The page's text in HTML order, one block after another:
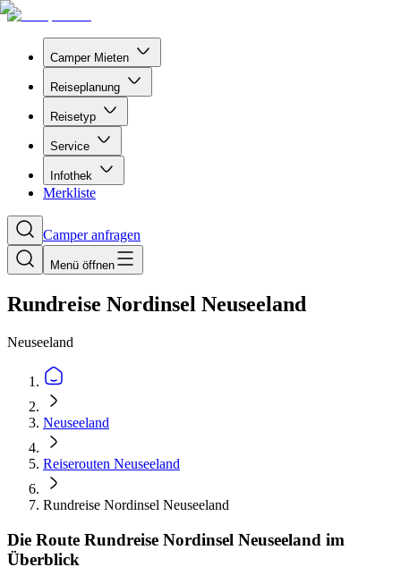
Camper Mieten
Reiseplanung
Reisetyp
Service
Infothek
Merkliste
Camper anfragen
Menü öffnen
Rundreise Nordinsel Neuseeland
Neuseeland
Neuseeland
Reiserouten Neuseeland
Rundreise Nordinsel Neuseeland
Die Route Rundreise Nordinsel Neuseeland im
Überblick